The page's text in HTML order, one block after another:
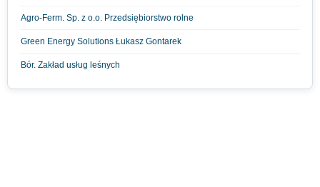
Agro-Ferm. Sp. z o.o. Przedsiębiorstwo rolne
Green Energy Solutions Łukasz Gontarek
Bór. Zakład usług leśnych